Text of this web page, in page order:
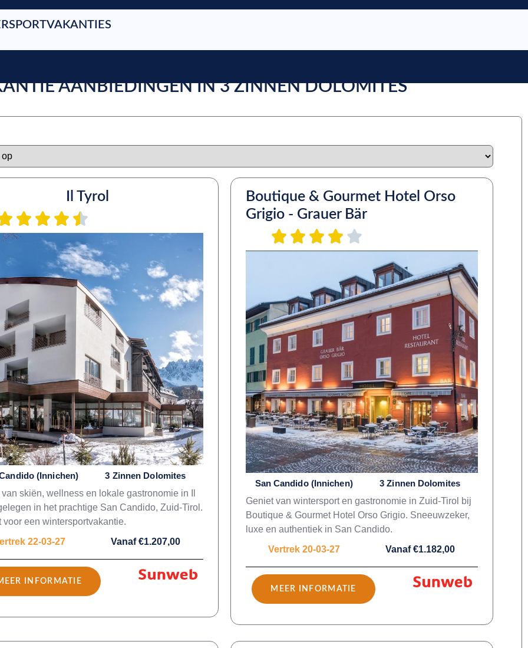
AANBIEDINGEN IN 3 ZINNEN DOLOMITES
Il Tyrol
(Innichen)
3 Zinnen Dolomites
skiën, wellness en lokale gastronomie in Il
in het prachtige San Candido, Zuid-Tirol.
voor een wintersportvakantie.
22-03-27
Vanaf €1.207,00
INFORMATIE
Boutique & Gourmet Hotel Orso
Grigio - Grauer Bär
San Candido (Innichen)
3 Zinnen Dolomites
Geniet van wintersport en gastronomie in Zuid-Tirol bij
Boutique & Gourmet Hotel Orso Grigio. Sneeuwzeker,
luxe en authentiek in San Candido.
Vertrek 20-03-27
Vanaf €1.182,00
MEER INFORMATIE